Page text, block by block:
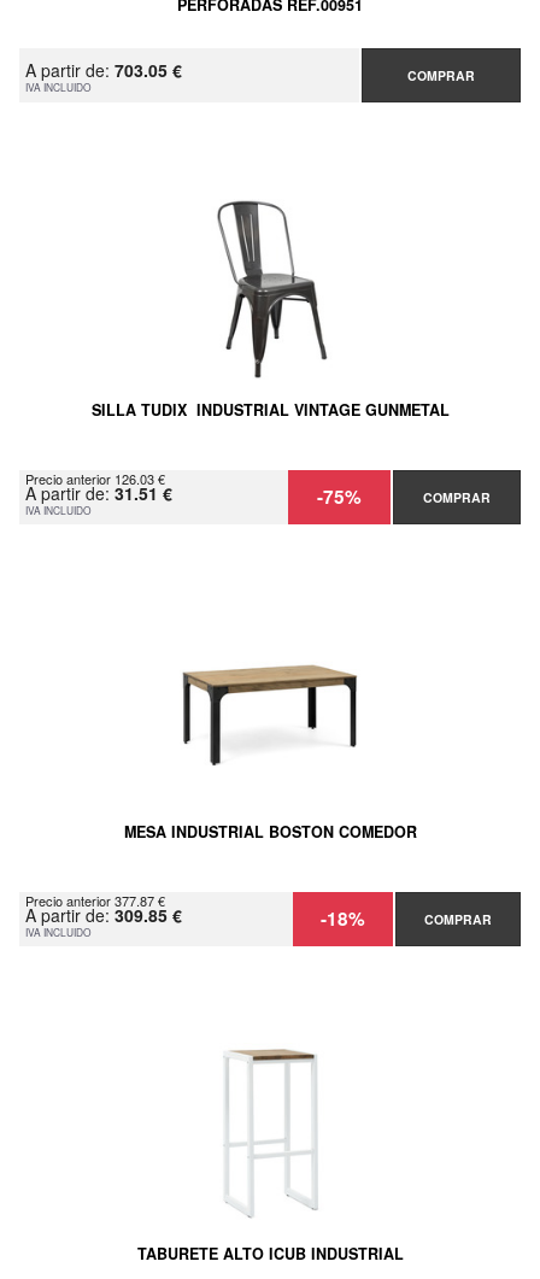
PERFORADAS REF.00951
A partir de: 703.05 €
IVA INCLUIDO
COMPRAR
SILLA TUDIX INDUSTRIAL VINTAGE GUNMETAL
Precio anterior 126.03 €
A partir de: 31.51 €
IVA INCLUIDO -75% COMPRAR
MESA INDUSTRIAL BOSTON COMEDOR
Precio anterior 377.87 €
A partir de: 309.85 €
IVA INCLUIDO -18% COMPRAR
TABURETE ALTO ICUB INDUSTRIAL